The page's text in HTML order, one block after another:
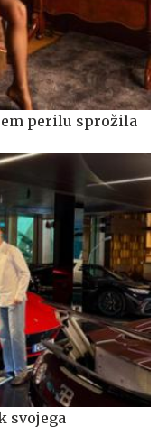
perilu sprožila
svojega